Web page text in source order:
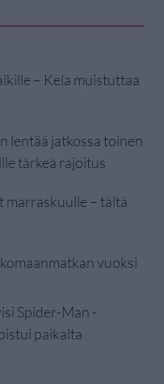
– Kela muistuttaa
lentää jatkossa toinen
tärkeä rajoitus
marraskuulle – tältä
vuoksi
Spider-Man -
paikalta